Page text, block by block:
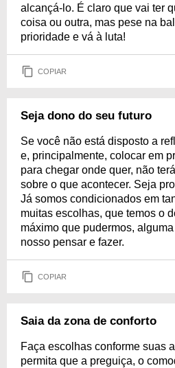
alcançá-lo. É claro que vai ter
coisa ou outra, mas pese na
prioridade e vá à luta!
COPIAR
Seja dono do seu futuro
Se você não está disposto a
e, principalmente, colocar em
para chegar onde quer, não
sobre o que acontecer. Seja
Já somos condicionados em
muitas escolhas, que temos o
máximo que pudermos,
nosso pensar e fazer.
COPIAR
Saia da zona de conforto
Faça escolhas conforme suas
permita que a preguiça, o